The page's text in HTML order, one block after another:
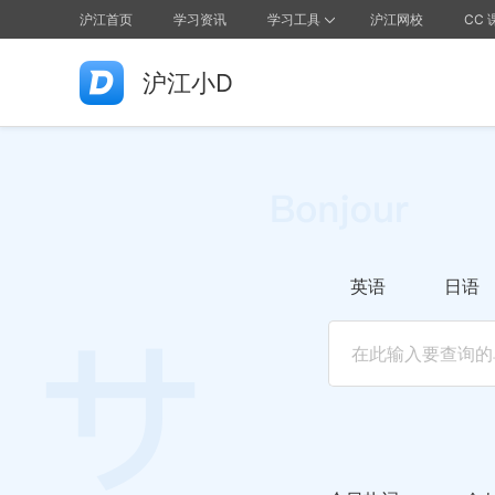
沪江首页 学习资讯 学习工具 沪江网校 CC
沪江小D
英语 日语